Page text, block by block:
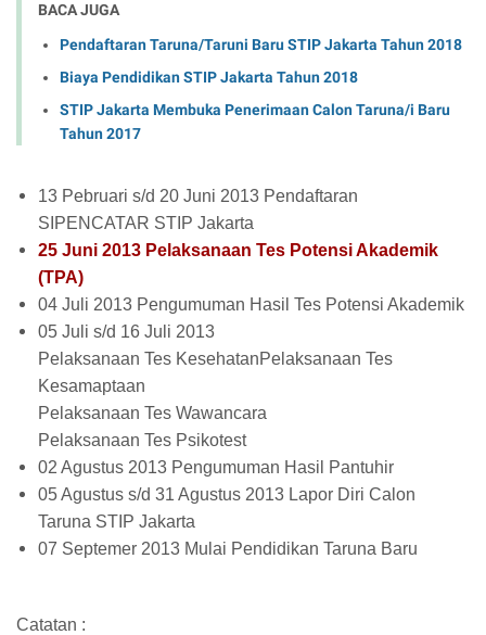
BACA JUGA
Pendaftaran Taruna/Taruni Baru STIP Jakarta Tahun 2018
Biaya Pendidikan STIP Jakarta Tahun 2018
STIP Jakarta Membuka Penerimaan Calon Taruna/i Baru
Tahun 2017
13 Pebruari s/d 20 Juni 2013 Pendaftaran
SIPENCATAR STIP Jakarta
25 Juni 2013 Pelaksanaan Tes Potensi Akademik
(TPA)
04 Juli 2013 Pengumuman Hasil Tes Potensi Akademik
05 Juli s/d 16 Juli 2013
Pelaksanaan Tes KesehatanPelaksanaan Tes
Kesamaptaan
Pelaksanaan Tes Wawancara
Pelaksanaan Tes Psikotest
02 Agustus 2013 Pengumuman Hasil Pantuhir
05 Agustus s/d 31 Agustus 2013 Lapor Diri Calon
Taruna STIP Jakarta
07 Septemer 2013 Mulai Pendidikan Taruna Baru
Catatan :